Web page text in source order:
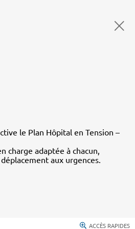
le Plan Hôpital en Tension –
charge adaptée à chacun,
aux urgences.
ACCÈS RAPIDES